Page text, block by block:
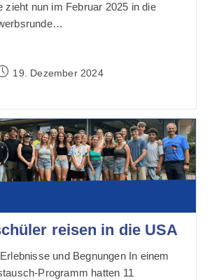
zieht nun im Februar 2025 in die
19. Dezember 2024
reisen in die USA
und Begnungen In einem
Programm hatten 11